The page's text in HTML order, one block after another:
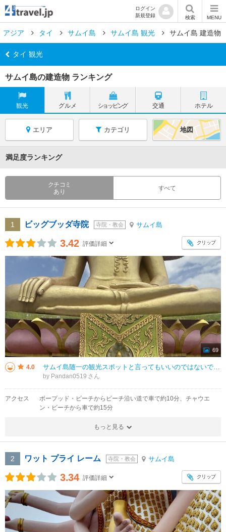
ログイン
新規登録
検索 MENU
アジア タイ サムイ島 サムイ島 観光 サムイ島 建造物
タイ 観光
サムイ島の建造物 ランキング
観光 グルメ ショッピング 交通 ホテル
エリア カテゴリ 地図
満足度ランキング
クチコミ
あり
すべて
1 ビッグブッダ寺院 寺院・教会 サムイ島
3.42 評価詳細 クリップ
69
4.0 サムイ島随一の観光スポットと言ってもいいのではないでしょうか。金色に輝くビッグブッダは、日本の寺院のイメージからするとただ圧倒されます。寺院の周辺にはカフェやお土産物屋も多いので、一度訪れて損はないと思います。
by Pandan0519
アクセス
ボープッド・ビーチからビーチ沿い道で車で約10分、チャウエ
ン・ビーチから車で約15分
もっと見る
2 ワット プライ レーム 寺院・教会 サムイ島
3.34 評価詳細 クリップ